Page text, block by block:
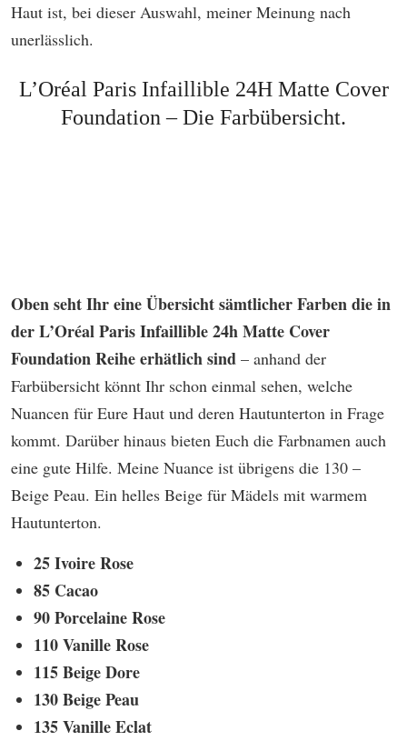
Haut ist, bei dieser Auswahl, meiner Meinung nach
unerlässlich.
L’Oréal Paris Infaillible 24H Matte Cover
Foundation – Die Farbübersicht.
Oben seht Ihr eine Übersicht sämtlicher Farben die in
derL’Oréal Paris Infaillible 24h Matte Cover
Foundation Reihe erhätlich sind – anhand der
Farbübersicht könnt Ihr schon einmal sehen, welche
Nuancen für Eure Haut und deren Hautunterton in Frage
kommt. Darüber hinaus bieten Euch die Farbnamen auch
eine gute Hilfe. Meine Nuance ist übrigens die 130 –
Beige Peau. Ein helles Beige für Mädels mit warmem
Hautunterton.
25 Ivoire Rose
85 Cacao
90 Porcelaine Rose
110 Vanille Rose
115 Beige Dore
130 Beige Peau
135 Vanille Eclat